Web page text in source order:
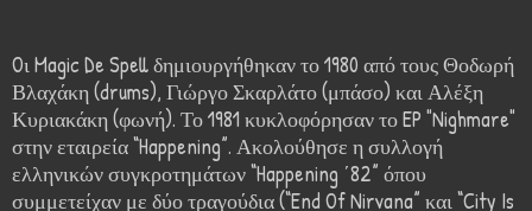
Oι Magic De Spell δημιουργήθηκαν το 1980 από τους Θοδωρή
Βλαχάκη (drums), Γιώργο Σκαρλάτο (μπάσο) και Αλέξη
Κυριακάκη (φωνή). Το 1981 κυκλοφόρησαν το EP "Nighmare"
στην εταιρεία “Happening”. Ακολούθησε η συλλογή
ελληνικών συγκροτημάτων “Happening ΄82” όπου
συμμετείχαν με δύο τραγούδια (“End Of Nirvana” και “City Is